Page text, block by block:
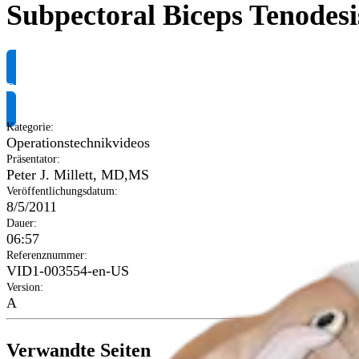
Subpectoral Biceps
Produktinformationen anfragen
Kategorie:
Operationstechnikvideos
Präsentator:
Peter J. Millett, MD,MS
Veröffentlichungsdatum:
8/5/2011
Dauer:
06:57
Referenznummer:
VID1-003554-en-US
Version:
A
Verwandte Seiten